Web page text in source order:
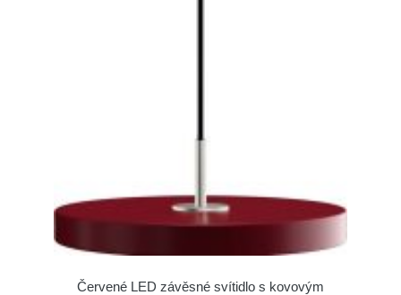
Červené LED závěsné svítidlo s kovovým